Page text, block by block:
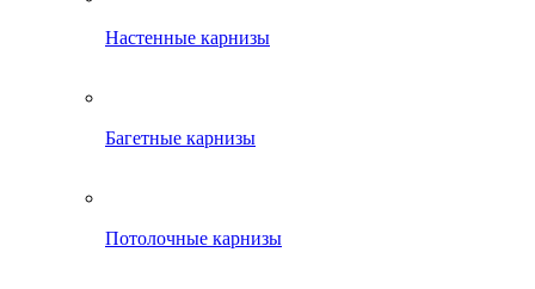
Настенные карнизы
Багетные карнизы
Потолочные карнизы